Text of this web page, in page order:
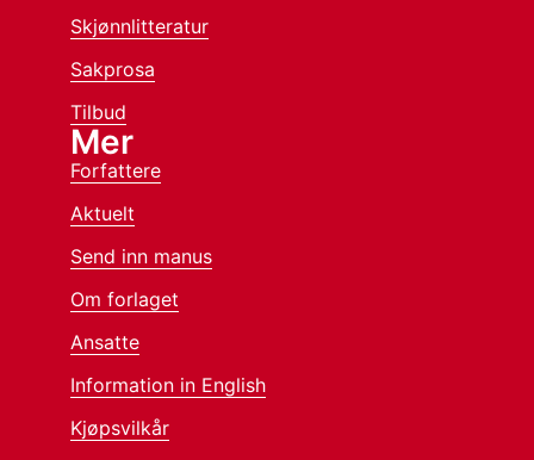
Skjønnlitteratur
Sakprosa
Tilbud
Mer
Forfattere
Aktuelt
Send inn manus
Om forlaget
Ansatte
Information in English
Kjøpsvilkår